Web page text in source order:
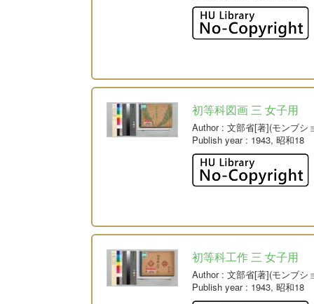
初等科図画 三 女子用
Author: 文部省[著](モンブシ
Publish year: 1943, 昭和18
初等科工作 三 女子用
Author: 文部省[著](モンブシ
Publish year: 1943, 昭和18